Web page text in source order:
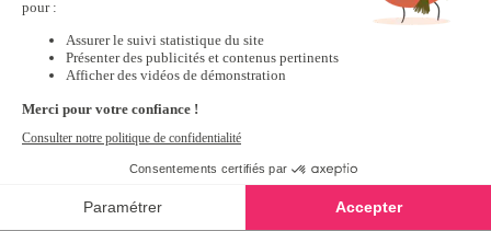
Avis du11/02/2021
une expérience du
23/12/2020 parA.A.